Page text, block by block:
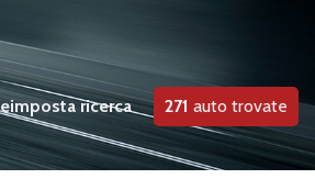
ricerca 271 auto trovate